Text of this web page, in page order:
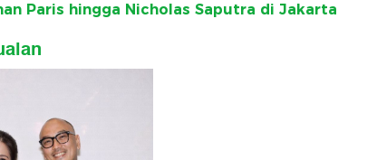
Paris hingga Nicholas Saputra di Jakarta